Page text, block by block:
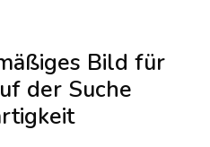
Bild für
der Suche